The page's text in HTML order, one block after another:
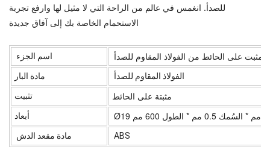
للصدأ. انغمس في عالم من الراحة التي لا مثيل لها وارفع تجربة
الاستحمام الخاصة بك إلى آفاق جديدة
اسم الجزء على الحائط من الفولاذ المقاوم للصدأ
مادة البار الفولاذ المقاوم للصدأ
تثبيت مثبتة على الحائط
أبعاد Ø19 مم * السُمك 0.5 مم * الطول 600 مم
مادة مقعد الدش ABS